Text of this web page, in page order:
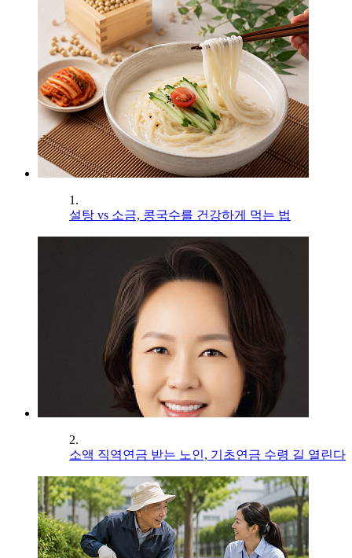
1.
설탕 vs 소금, 콩국수를 건강하게 먹는 법
2.
소액 직역연금 받는 노인, 기초연금 수령 길 열린다